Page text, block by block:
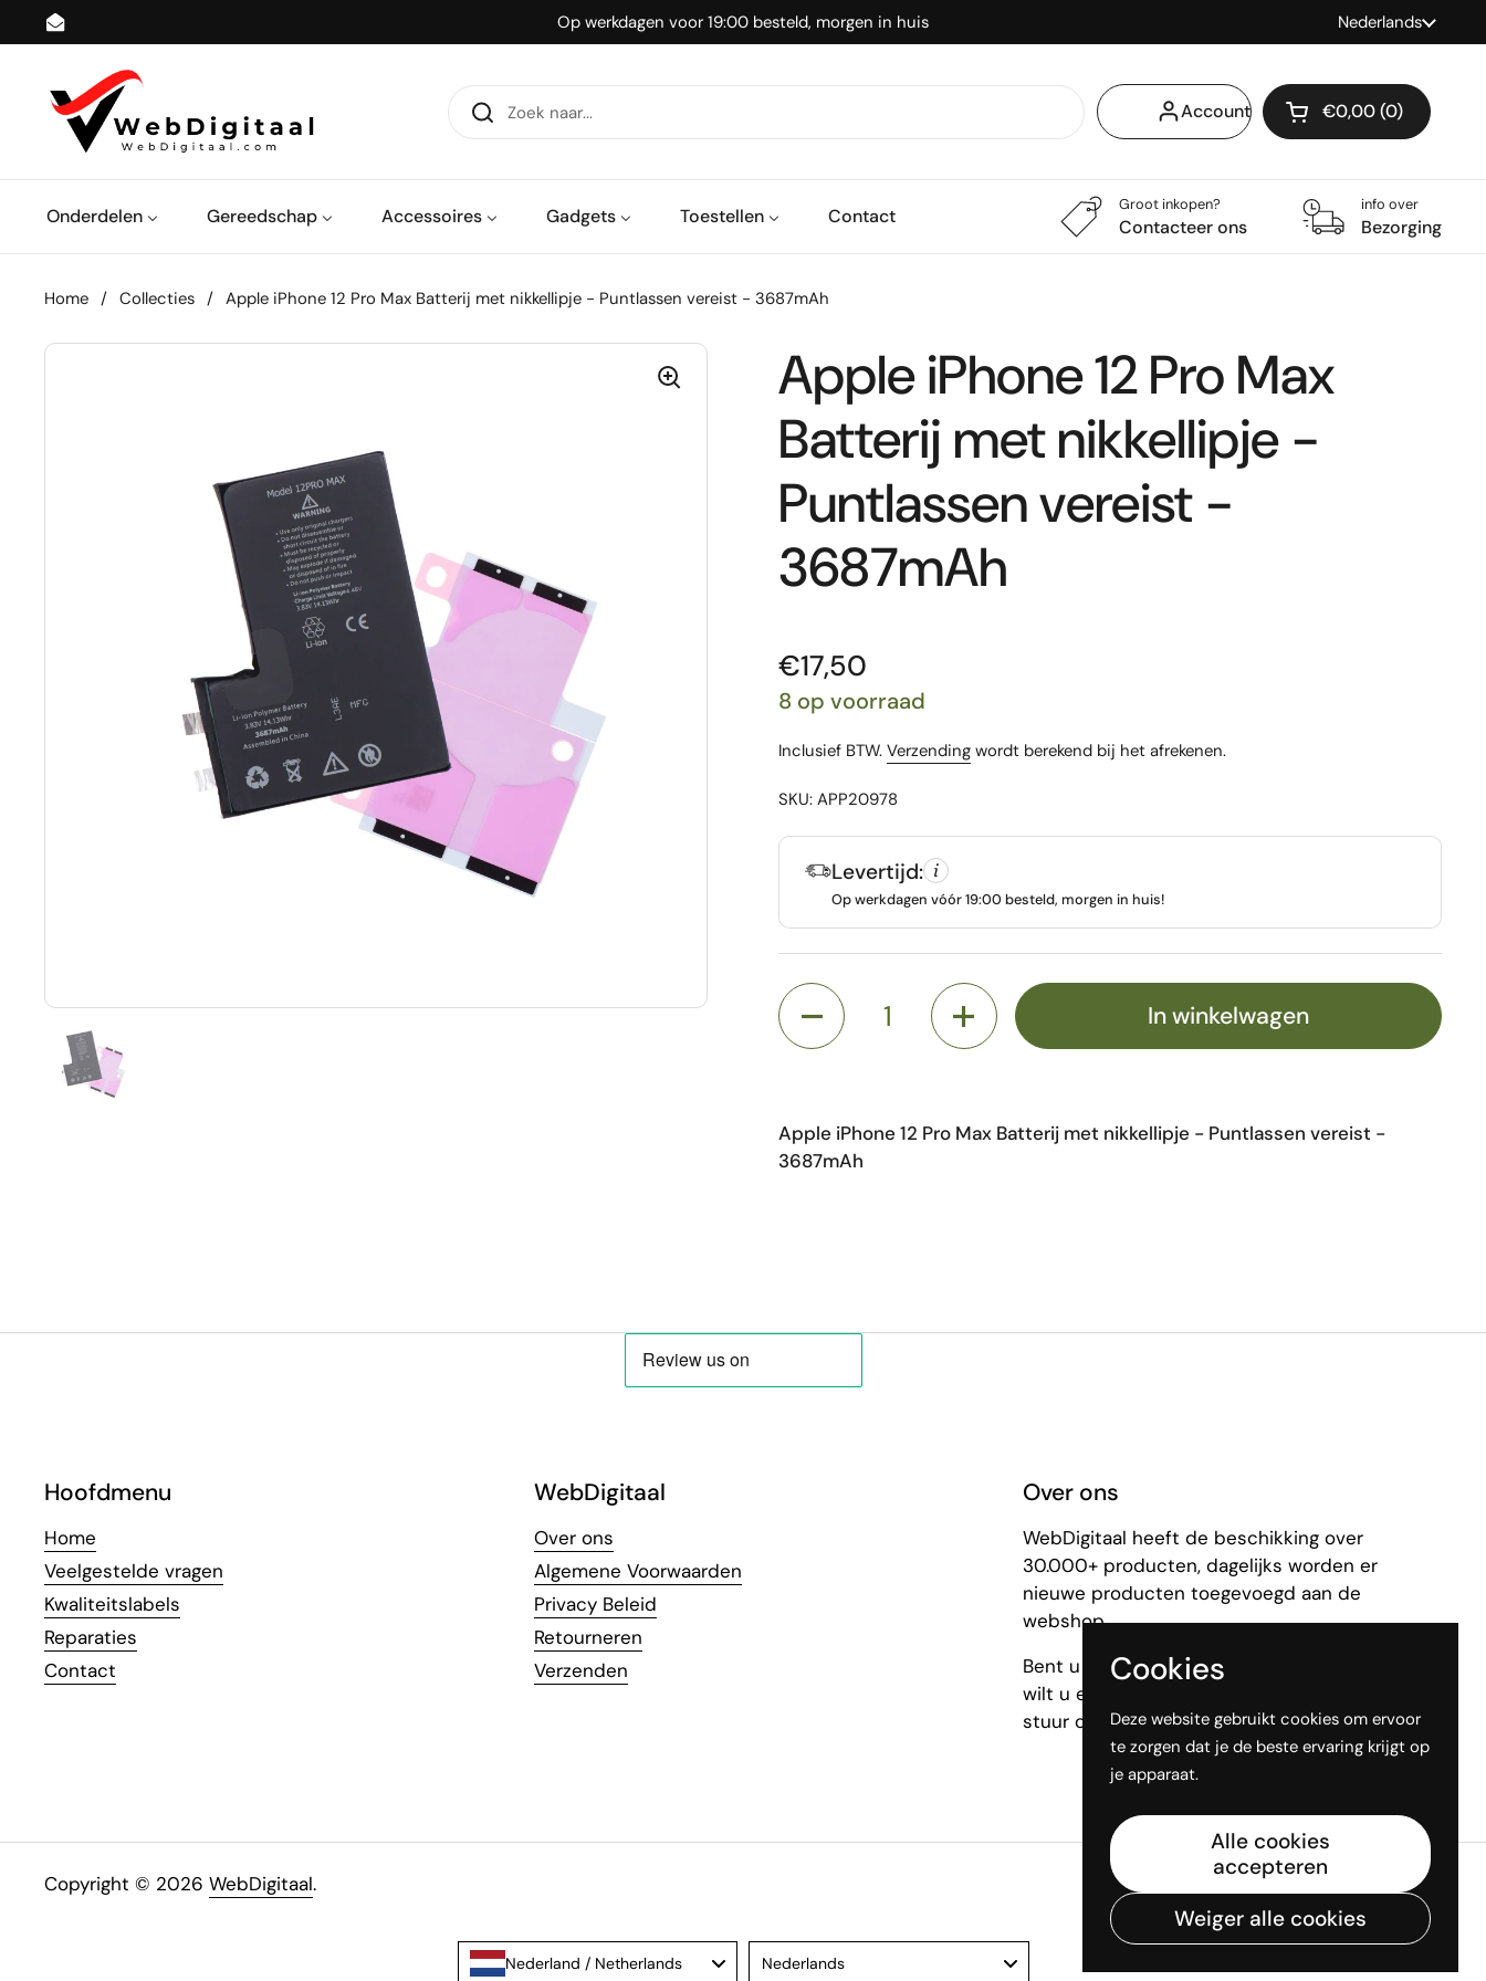
Ga naar content
Email
Op werkdagen voor 19:00 besteld, morgen in huis Taal
Nederlands
Account Winkelwagentje
Winkelmand Totaal:
€0,00 0
producten in je
Onderdelen Gereedschap Accessoires Gadgets Toestellen Contact
Groot inkopen?
Contacteer ons
info over
Bezorging
Home / Collecties / Apple iPhone 12 Pro Max Batterij met nikkellipje - Puntlassen vereist - 3687mAh
Toon dia 1
Apple iPhone 12 Pro Max
Batterij met nikkellipje -
Puntlassen vereist -
3687mAh
Prijs:
€17,50
8 op voorraad
Inclusief BTW. Verzending wordt berekend bij het afrekenen.
SKU: APP20978
Levertijd:
Op werkdagen vóór 19:00 besteld, morgen in huis!
Aantal
In winkelwagen
Apple iPhone 12 Pro Max Batterij met nikkellipje - Puntlassen vereist -
3687mAh
Hoofdmenu
Home
Veelgestelde vragen
Kwaliteitslabels
Reparaties
Contact
WebDigitaal
Over ons
Algemene Voorwaarden
Privacy Beleid
Retourneren
Verzenden
Over ons
WebDigitaal heeft de beschikking over
30.000+ producten, dagelijks worden er
nieuwe producten toegevoegd aan de
webshop.
Bent u op zoek naar een specifiek product, of
wilt u een groot aantal inkopen? Aarzel niet en
stuur ons een bericht via decontactpagina.
Copyright © 2026 WebDigitaal. Nederlands
Nederland / Netherlands Nederlands
Cookies
Deze website gebruikt cookies om ervoor
te zorgen dat je de beste ervaring krijgt op
je apparaat.
Alle cookies
accepteren
Weiger alle cookies